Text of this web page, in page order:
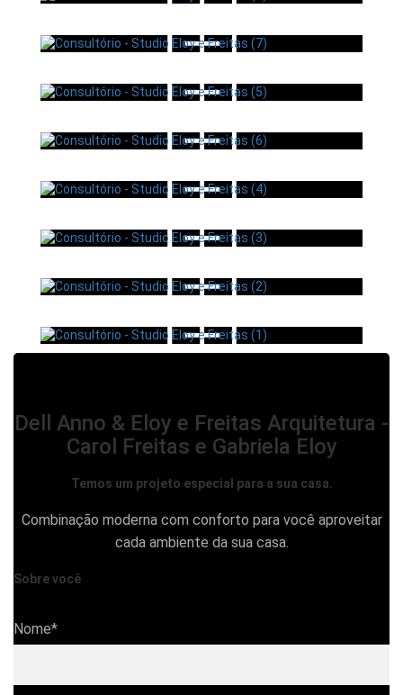
Dell Anno & Eloy e Freitas Arquitetura -
Carol Freitas e Gabriela Eloy
Temos um projeto especial para a sua casa.
Combinação moderna com conforto para você aproveitar
cada ambiente da sua casa.
Sobre você
Nome*